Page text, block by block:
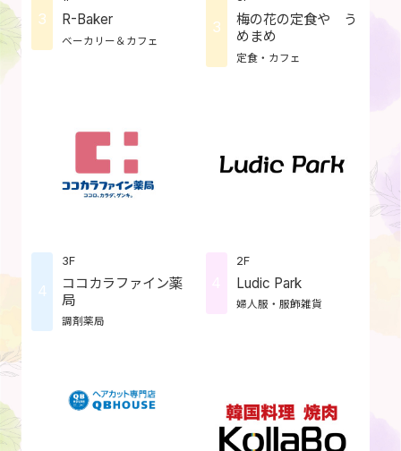
3 R-Baker
ベーカリー＆カフェ
3
梅の花の定食や う
めまめ
定食・カフェ
4
3F
ココカラファイン薬
局
調剤薬局
2F
Ludic Park
婦人服・服飾雑貨